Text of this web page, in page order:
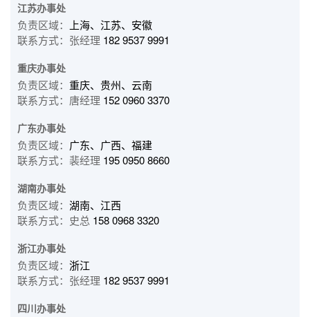
江苏办事处
负责区域：
上海、江苏、安徽
联系方式：张经理 182 9537 9991
重庆办事处
负责区域： 重庆、贵州、云南
联系方式：唐经理 152 0960 3370
广东办事处
负责区域： 广东、广西、福建
联系方式：裴经理 195 0950 8660
湖南办事处
负责区域： 湖南、江西
联系方式：史总 158 0968 3320
浙江办事处
负责区域： 浙江
联系方式：张经理 182 9537 9991
四川办事处